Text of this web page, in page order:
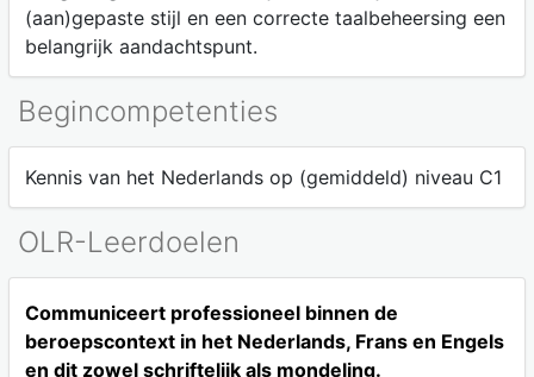
(aan)gepaste stijl en een correcte taalbeheersing een
belangrijk aandachtspunt.
Begincompetenties
Kennis van het Nederlands op (gemiddeld) niveau C1
OLR-Leerdoelen
Communiceert professioneel binnen de
beroepscontext in het Nederlands, Frans en Engels
en dit zowel schriftelijk als mondeling.